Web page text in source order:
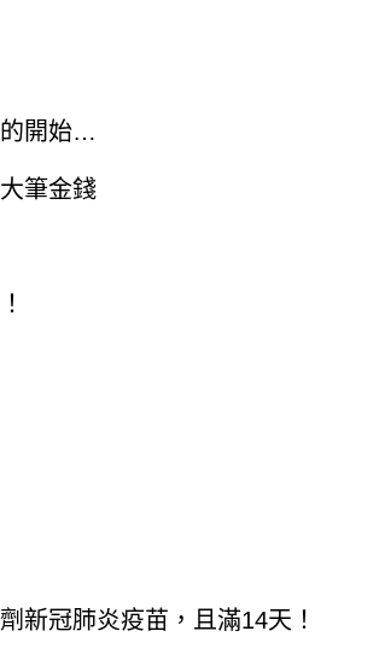
的開始…
筆金錢
新冠肺炎疫苗，且滿14天！